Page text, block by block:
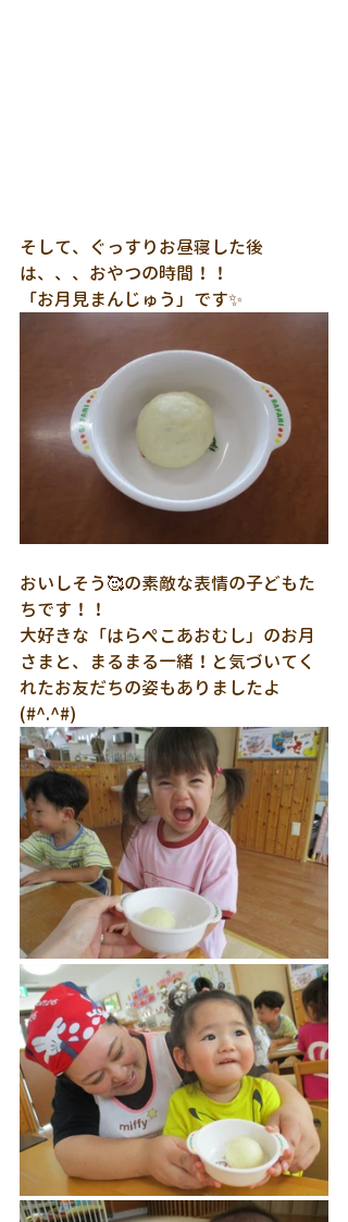
そして、ぐっすりお昼寝した後
は、、、おやつの時間！！
「お月見まんじゅう」です✨
おいしそう🥰の素敵な表情の子どもた
ちです！！
大好きな「はらぺこあおむし」のお月
さまと、まるまる一緒！と気づいてく
れたお友だちの姿もありましたよ
(#^.^#)